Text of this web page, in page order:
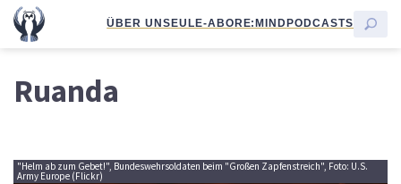
ÜBER UNSEULE-ABORE:MINDPODCASTS
Ruanda
"Helm ab zum Gebet!", Bundeswehrsoldaten beim "Großen Zapfenstreich", Foto: U.S.
Army Europe (Flickr)